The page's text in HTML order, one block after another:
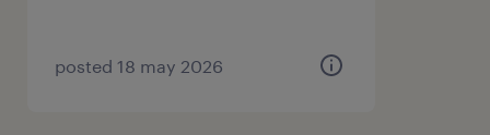
posted 18 may 2026